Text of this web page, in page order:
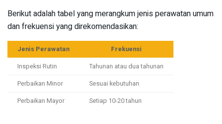
Berikut adalah tabel yang merangkum jenis perawatan umum
dan frekuensi yang direkomendasikan:
Jenis Perawatan
Frekuensi
Inspeksi Rutin
Tahunan atau dua tahunan
Perbaikan Minor
Sesuai kebutuhan
Perbaikan Mayor
Setiap 10-20 tahun